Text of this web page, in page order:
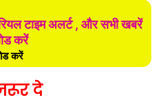
टाइम अलर्ट , और सभी खबरें
करें
करें
दे